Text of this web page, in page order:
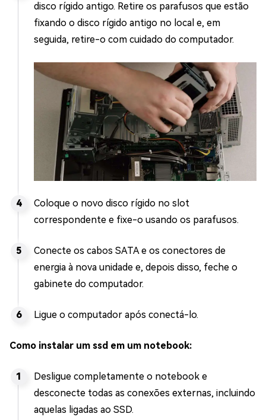
disco rígido antigo. Retire os parafusos que estão
fixando o disco rígido antigo no local e, em
seguida, retire-o com cuidado do computador.
Coloque o novo disco rígido no slot
correspondente e fixe-o usando os parafusos.
Conecte os cabos SATA e os conectores de
energia à nova unidade e, depois disso, feche o
gabinete do computador.
Ligue o computador após conectá-lo.
Como instalar um ssd em um notebook:
Desligue completamente o notebook e
desconecte todas as conexões externas, incluindo
aquelas ligadas ao SSD.